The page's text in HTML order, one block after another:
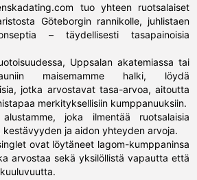
tuo yhteen ruotsalaiset
Göteborgin rannikolle, juhlistaen
– täydellisesti tasapainoisia
Uppsalan akatemiassa tai
maisemamme halki, löydä
jotka arvostavat tasa-arvoa, aitoutta
merkityksellisiin kumppanuuksiin.
joka ilmentää ruotsalaisia
kestävyyden ja aidon yhteyden arvoja.
ovat löytäneet lagom-kumppaninsa
arvostaa sekä yksilöllistä vapautta että